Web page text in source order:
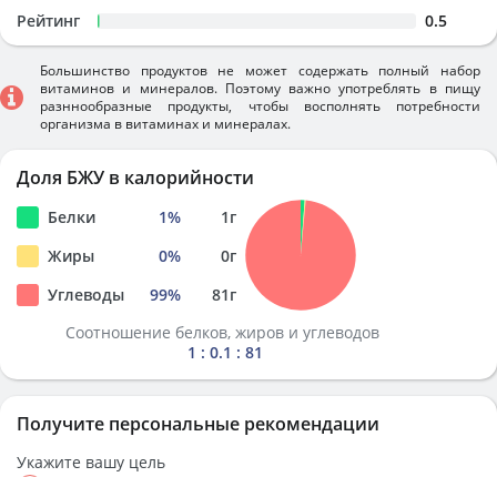
Рейтинг 0.5
Большинство продуктов не может содержать полный набор
витаминов и минералов. Поэтому важно употреблять в пищу
разннообразные продукты, чтобы восполнять потребности
организма в витаминах и минералах.
Доля БЖУ в калорийности
Белки 1% 1г
Жиры
0% 0г
Углеводы
99% 81г
Соотношение белков, жиров и углеводов
1 : 0.1 : 81
Получите персональные рекомендации
Укажите вашу цель